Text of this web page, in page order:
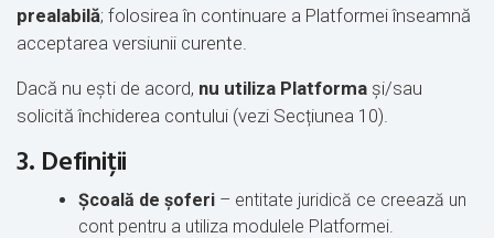
prealabilă; folosirea în continuare a Platformei înseamnă
acceptarea versiunii curente.
Dacă nu ești de acord, nu utiliza Platforma și/sau
solicită închiderea contului (vezi Secțiunea 10).
3. Definiții
Școală de șoferi – entitate juridică ce creează un
cont pentru a utiliza modulele Platformei.